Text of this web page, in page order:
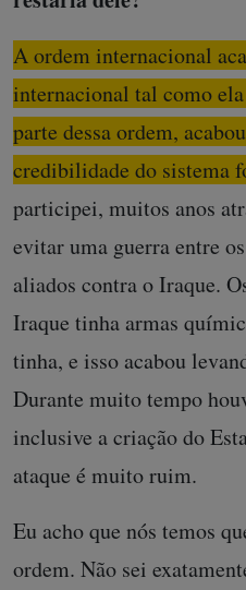
A ordem internacional
internacional tal como
parte dessa ordem,
credibilidade do sistema
participei, muitos anos
evitar uma guerra entre
aliados contra o Iraque.
Iraque tinha armas
tinha, e isso acabou
Durante muito tempo
inclusive a criação do
ataque é muito ruim.
Eu acho que nós temos
ordem. Não sei